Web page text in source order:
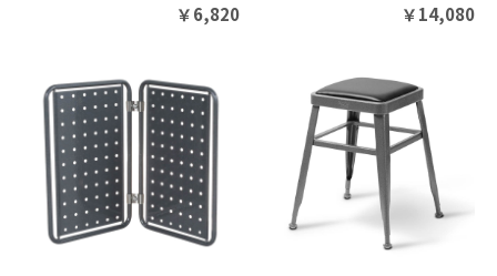
￥6,820 ￥14,080